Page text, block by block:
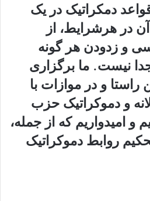
دمکراتیک در یک
در هرشرایط، از
و زدودن هر گونه
نیست. ما برگزاری
راستا و در موازات با
و دموکراتیک حزب
و امیدواریم که از جمله،
روابط دموکراتیک